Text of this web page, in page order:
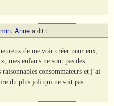
, Anne a dit :
de me voir créer pour eux,
mes enfants ne sont pas des
consommateurs et j’ai
du plus joli qui ne soit pas